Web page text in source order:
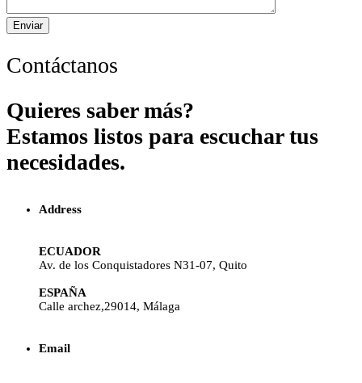
Contáctanos
Quieres saber más?
Estamos listos para escuchar tus
necesidades.
Address
ECUADOR
Av. de los Conquistadores N31-07, Quito
ESPAÑA
Calle archez,29014, Málaga
Email